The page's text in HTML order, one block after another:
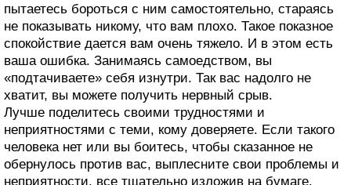
пытаетесь бороться с ним самостоятельно, стараясь
не показывать никому, что вам плохо. Такое показное
спокойствие дается вам очень тяжело. И в этом есть
ваша ошибка. Занимаясь самоедством, вы
«подтачиваете» себя изнутри. Так вас надолго не
хватит, вы можете получить нервный срыв.
Лучше поделитесь своими трудностями и
неприятностями с теми, кому доверяете. Если такого
человека нет или вы боитесь, чтобы сказанное не
обернулось против вас, выплесните свои проблемы и
неприятности, все тщательно изложив на бумаге.